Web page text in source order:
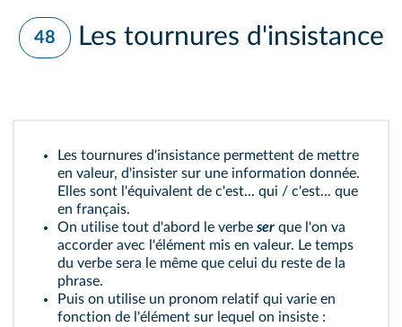
48 Les tournures d'insistance
Les tournures d'insistance permettent de mettre
en valeur, d'insister sur une information donnée.
Elles sont l'équivalent de c'est... qui / c'est... que
en français.
On utilise tout d'abord le verbe ser que l'on va
accorder avec l'élément mis en valeur. Le temps
du verbe sera le même que celui du reste de la
phrase.
Puis on utilise un pronom relatif qui varie en
fonction de l'élément sur lequel on insiste :